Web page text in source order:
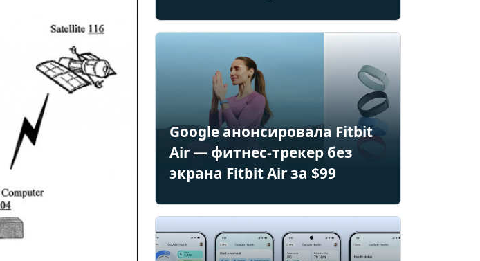
Google анонсировала Fitbit
Air — фитнес-трекер без
экрана Fitbit Air за $99